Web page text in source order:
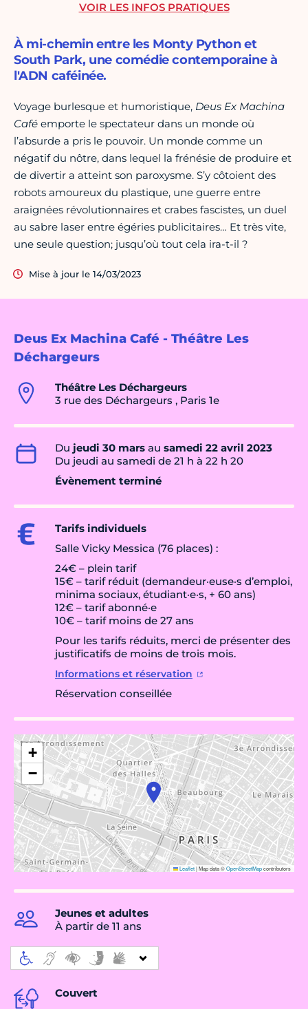
Deus Ex Machina Café - Théâtre Les
Déchargeurs
Théâtre Les Déchargeurs
3 rue des Déchargeurs , Paris 1e
Du jeudi 30 mars au samedi 22 avril 2023
Du jeudi au samedi de 21 h à 22 h 20
Évènement terminé
Tarifs individuels
Salle Vicky Messica (76 places) :
24€ – plein tarif
15€ – tarif réduit (demandeur·euse·s d’emploi,
minima sociaux, étudiant·e·s, + 60 ans)
12€ – tarif abonné·e
10€ – tarif moins de 27 ans
Pour les tarifs réduits, merci de présenter des
justificatifs de moins de trois mois.
Informations et réservation
Réservation conseillée
+
−
Leaflet|Map data ©OpenStreetMapcontributors
Jeunes et adultes
À partir de 11 ans
Couvert
À mi-chemin entre les Monty Python et
South Park, une comédie contemporaine à
l'ADN caféinée.
Voyage burlesque et humoristique, Deus Ex Machina
Café emporte le spectateur dans un monde où
l’absurde a pris le pouvoir. Un monde comme un
négatif du nôtre, dans lequel la frénésie de produire et
de divertir a atteint son paroxysme. S’y côtoient des
robots amoureux du plastique, une guerre entre
araignées révolutionnaires et crabes fascistes, un duel
au sabre laser entre égéries publicitaires… Et très vite,
une seule question; jusqu’où tout cela ira-t-il ?
Mise à jour le 14/03/2023
VOIR LES INFOS PRATIQUES